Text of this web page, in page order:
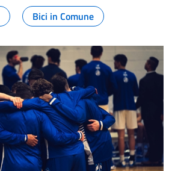
Bici in Comune